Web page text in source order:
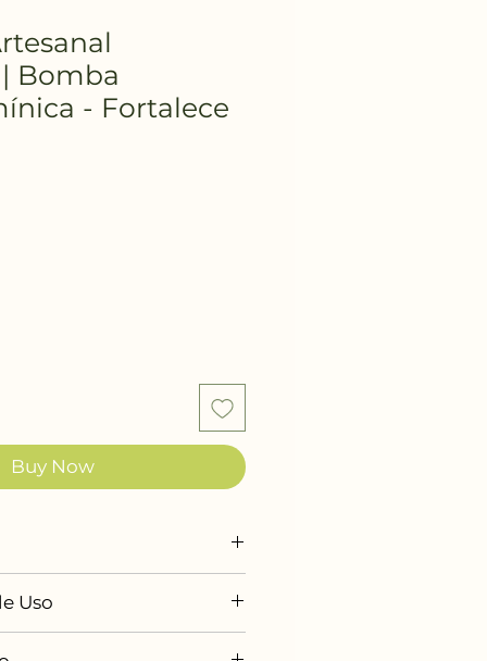
Bomba
- Fortalece
Buy Now
y Protector Térmico.
Uso